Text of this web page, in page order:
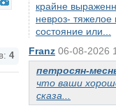
крайне
невроз- тяжелое
состояние или...
Franz 06-08-2026
петросян-
что ваши
сказа...
4